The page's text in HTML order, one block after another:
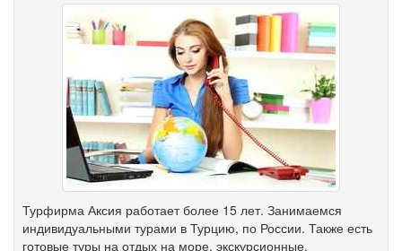
Турфирма Аксия работает более 15 лет. Занимаемся
индивидуальными турами в Турцию, по России. Также есть
готовые туры на отдых на море, экскурсионные.